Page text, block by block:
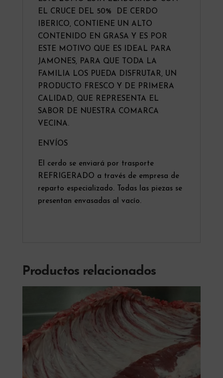
EL CRUCE DEL 50% DE CERDO
IBERICO, CONTIENE UN ALTO
CONTENIDO EN GRASA Y ES POR
ESTE MOTIVO QUE ES IDEAL PARA
JAMONES, PARA QUE TODA LA
FAMILIA LOS PUEDA DISFRUTAR, UN
PRODUCTO FRESCO Y DE PRIMERA
CALIDAD, QUE REPRESENTA EL
SABOR DE NUESTRA COMARCA
VECINA.
ENVÍOS
El cerdo se enviará por trasporte
REFRIGERADO a través de empresa de
reparto especializado. Todas las piezas se
presentan envasadas al vacío.
Productos relacionados